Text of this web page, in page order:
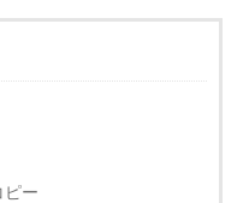
ー